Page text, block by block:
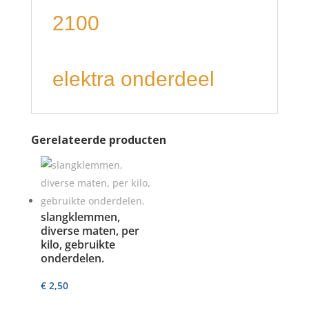
2100
elektra onderdeel
Gerelateerde producten
slangklemmen,
diverse maten, per
kilo, gebruikte
onderdelen.
€2,50